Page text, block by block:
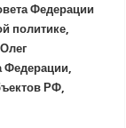
Федерации
политике,
Федерации,
РФ,